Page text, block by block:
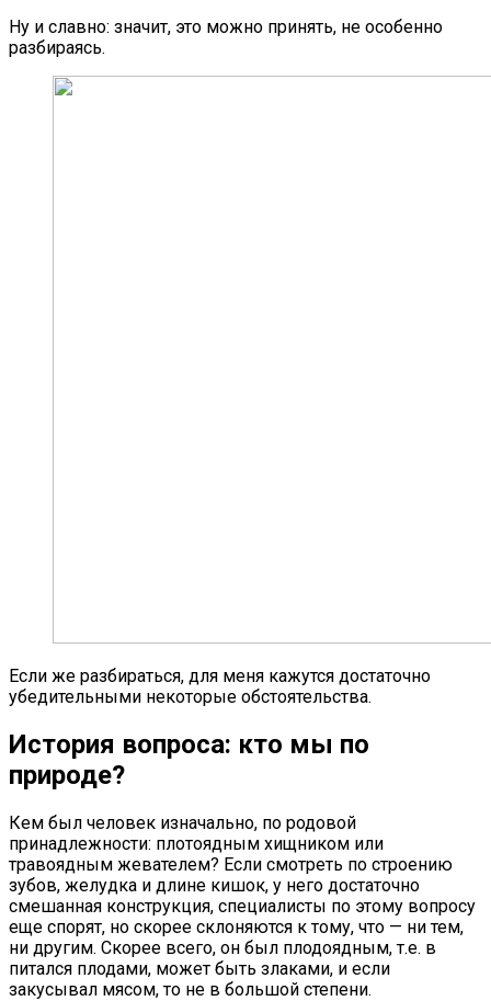
Ну и славно: значит, это можно принять, не особенно
разбираясь.
Если же разбираться, для меня кажутся достаточно
убедительными некоторые обстоятельства.
История вопроса: кто мы по
природе?
Кем был человек изначально, по родовой
принадлежности: плотоядным хищником или
травоядным жевателем? Если смотреть по строению
зубов, желудка и длине кишок, у него достаточно
смешанная конструкция, специалисты по этому вопросу
еще спорят, но скорее склоняются к тому, что — ни тем,
ни другим. Скорее всего, он был плодоядным, т.е. в
питался плодами, может быть злаками, и если
закусывал мясом, то не в большой степени.